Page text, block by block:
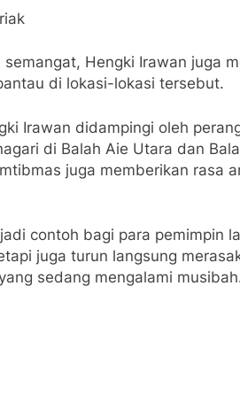
Hengki Irawan juga
di lokasi-lokasi tersebut.
Irawan didampingi oleh
di Balah Aie Utara dan
juga memberikan rasa
contoh bagi para pemimpin
juga turun langsung
sedang mengalami